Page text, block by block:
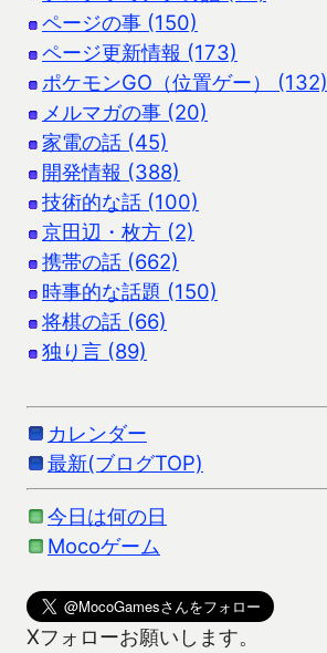
ページの事 (150)
ページ更新情報 (173)
ポケモンGO（位置ゲー） (132)
メルマガの事 (20)
家電の話 (45)
開発情報 (388)
技術的な話 (100)
京田辺・枚方 (2)
携帯の話 (662)
時事的な話題 (150)
将棋の話 (66)
独り言 (89)
カレンダー
最新(ブログTOP)
今日は何の日
Mocoゲーム
Xフォローお願いします。